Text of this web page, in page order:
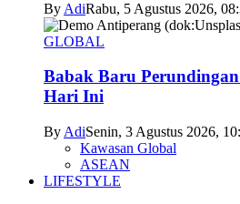
By AdiRabu, 5 Agustus 2026,
GLOBAL
Babak Baru
Hari Ini
By AdiSenin, 3 Agustus 2026,
Kawasan Global
ASEAN
LIFESTYLE